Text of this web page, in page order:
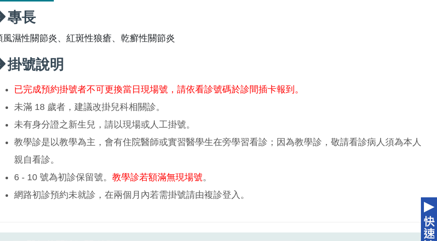
專長
風濕性關節炎、紅斑性狼瘡、乾癬性關節炎
掛號說明
已完成預約掛號者不可更換當日現場號，請依看診號碼於診間插卡報到。
未滿 18 歲者，建議改掛兒科相關診。
未有身分證之新生兒，請以現場或人工掛號。
教學診是以教學為主，會有住院醫師或實習醫學生在旁學習看診；因為教學診，敬請看診病人須為本人
親自看診。
6 - 10 號為初診保留號。 教學診若額滿無現場號。
網路初診預約未就診，在兩個月內若需掛號請由複診登入。